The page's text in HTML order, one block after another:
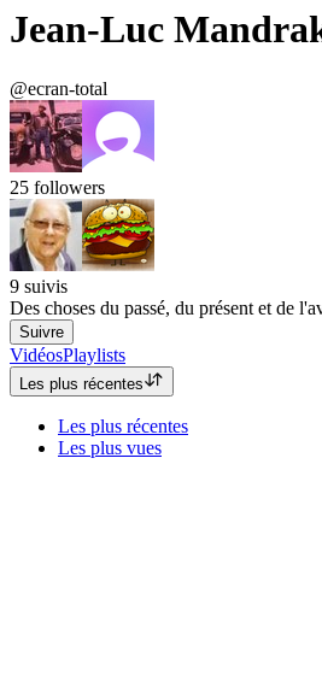
Jean-Luc
@ecran-total
25 followers
9 suivis
Des choses du passé, du présent et de
Suivre
VidéosPlaylists
Les plus récentes
Les plus récentes
Les plus vues